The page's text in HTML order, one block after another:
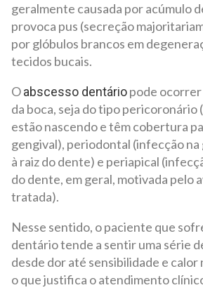
geralmente causada por acúmulo
provoca pus (secreção
por glóbulos brancos em
tecidos bucais.
Oabscesso dentáriopode
da boca, seja do tipo pericoronário
estão nascendo e têm cobertura
gengival), periodontal (infecção na
à raiz do dente) e periapical
do dente, em geral, motivada pelo
tratada).
Nesse sentido, o paciente que
dentário tende a sentir uma série
desde dor até sensibilidade e calor
o que justifica o atendimento